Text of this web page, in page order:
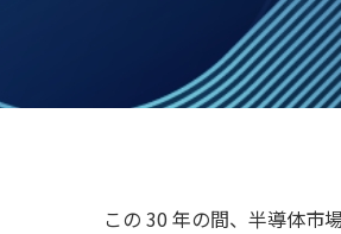
この 30 年の間、半導体市